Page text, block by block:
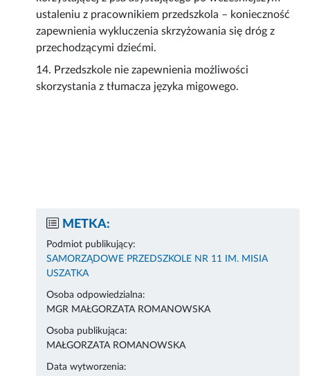
ustaleniu z pracownikiem przedszkola – konieczność
zapewnienia wykluczenia skrzyżowania się dróg z
przechodzącymi dziećmi.
14. Przedszkole nie zapewnienia możliwości
skorzystania z tłumacza języka migowego.
METKA:
Podmiot publikujący:
SAMORZĄDOWE PRZEDSZKOLE NR 11 IM. MISIA
USZATKA
Osoba odpowiedzialna:
MGR MAŁGORZATA ROMANOWSKA
Osoba publikująca:
MAŁGORZATA ROMANOWSKA
Data wytworzenia: